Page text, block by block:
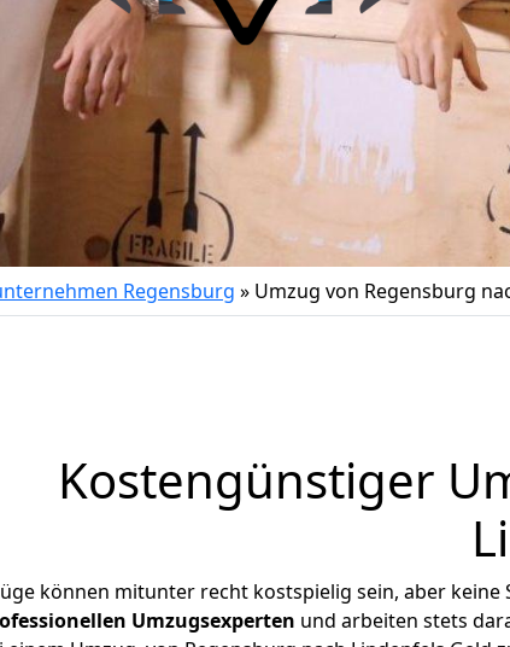
Regensburg » Umzug von Regensburg
Kostengünstiger
können mitunter recht kostspielig sein, aber keine
Umzugsexperten und arbeiten stets